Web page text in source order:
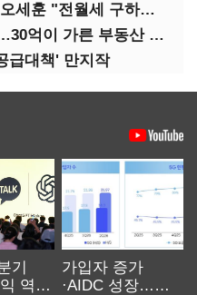
세제개편에 ‘불안·불만’…오세훈 "전월세 구하기 더 힘들어질 것"
강남 관망·한강벨트 술렁…30억이 가른 부동산 민심
급대책' 만지작
기
역대
가입자 증가
·AIDC 성장…